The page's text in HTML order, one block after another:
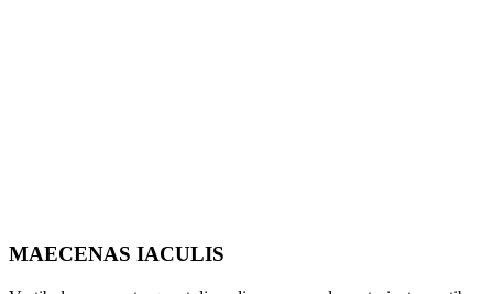
MAECENAS IACULIS